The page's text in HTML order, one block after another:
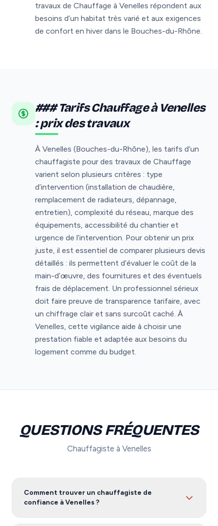
travaux de Chauffage à Venelles répondent aux
besoins d’un habitat très varié et aux exigences
de confort en hiver dans le Bouches-du-Rhône.
### Tarifs Chauffage à Venelles
: prix des travaux
À Venelles (Bouches-du-Rhône), les tarifs d’un
chauffagiste pour des travaux de Chauffage
varient selon plusieurs critères : type
d’intervention (installation de chaudière,
remplacement de radiateurs, dépannage,
entretien), complexité du réseau, marque des
équipements, accessibilité du chantier et
urgence de l’intervention. Pour obtenir un prix
juste, il est essentiel de comparer plusieurs devis
détaillés : ils permettent d’évaluer le coût de la
main-d’œuvre, des fournitures et des éventuels
frais de déplacement. Un professionnel sérieux
doit faire preuve de transparence tarifaire, avec
un chiffrage clair et sans surcoût caché. À
Venelles, cette vigilance aide à choisir une
prestation fiable et adaptée aux besoins du
logement comme du budget.
QUESTIONS FRÉQUENTES
Chauffagiste à Venelles
Comment trouver un chauffagiste de
confiance à Venelles ?
Pour trouver un chauffagiste fiable à Venelles, nous